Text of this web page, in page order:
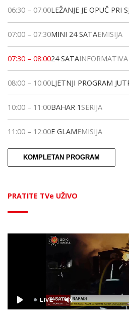
06:30 – 07:00LEŽANJE JE OPUČ PRI
07:00 – 07:30MINI 24 SATAEMISIJA
07:30 – 08:0024 SATAINFORMATIVA
08:00 – 10:00LJETNJI PROGRAM
10:00 – 11:00BAHAR 1 SERIJA
11:00 – 12:00E GLAMEMISIJA
KOMPLETAN PROGRAM
PRATITE TVe UŽIVO